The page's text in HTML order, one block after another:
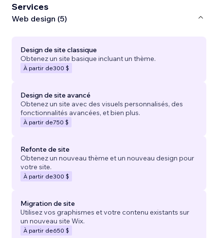
Services
Web design (5)
Design de site classique
Obtenez un site basique incluant un thème.
À partir de300 $
Design de site avancé
Obtenez un site avec des visuels personnalisés, des
fonctionnalités avancées, et bien plus.
À partir de750 $
Refonte de site
Obtenez un nouveau thème et un nouveau design pour
votre site.
À partir de300 $
Migration de site
Utilisez vos graphismes et votre contenu existants sur
un nouveau site Wix.
À partir de650 $